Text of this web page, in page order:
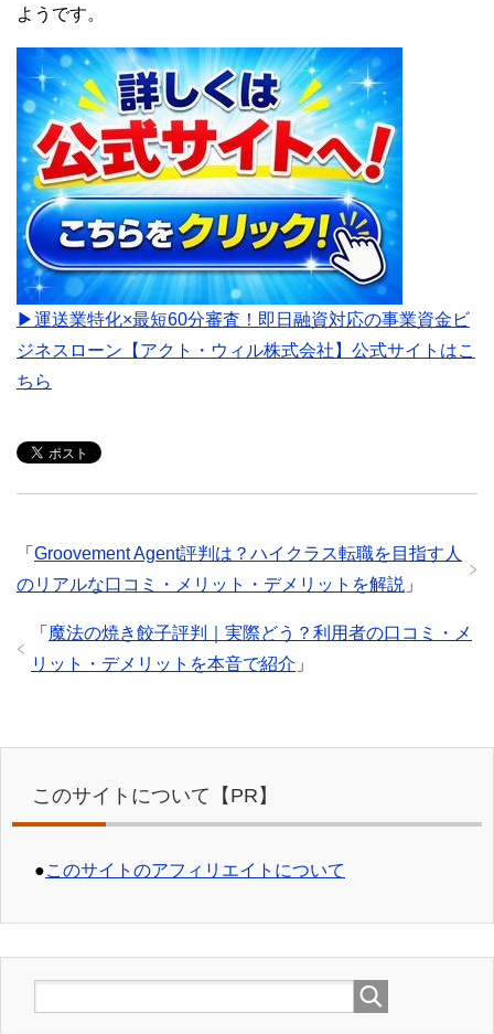
ようです。
▶運送業特化×最短60分審査！即日融資対応の事業資金ビ
ジネスローン【アクト・ウィル株式会社】公式サイトはこ
ちら
「 Groovement Agent評判は？ハイクラス転職を目指す人
のリアルな口コミ・メリット・デメリットを解説 」
「 魔法の焼き餃子評判｜実際どう？利用者の口コミ・メ
リット・デメリットを本音で紹介 」
このサイトについて【PR】
●このサイトのアフィリエイトについて